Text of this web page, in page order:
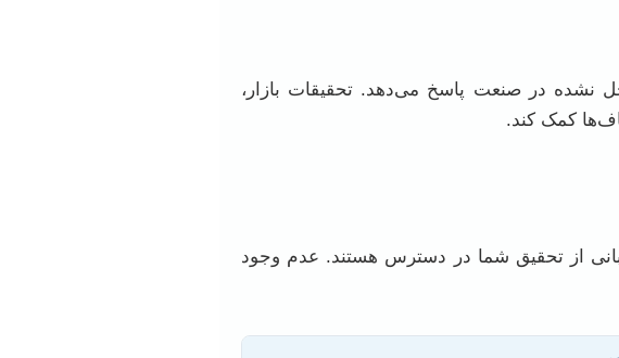
نشده در صنعت پاسخ می‌دهد. تحقیقات بازار،
کمک کند.
از تحقیق شما در دسترس هستند. عدم وجود